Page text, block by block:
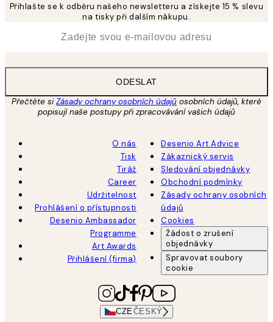
Přihlašte se k odběru našeho newsletteru a získejte 15 % slevu
na tisky při dalším nákupu.
ODESLAT
Přečtěte siZásady ochrany osobních údajů osobních údajů, které
popisují naše postupy při zpracovávání vašich údajů
O nás
Tisk
Tiráž
Career
Udržitelnost
Prohlášení o přístupnosti
Desenio Ambassador
Programme
Art Awards
Přihlášení (firma)
Desenio Art Advice
Zákaznický servis
Sledování objednávky
Obchodní podmínky
Zásady ochrany osobních
údajů
Cookies
Žádost o zrušení
objednávky
Spravovat soubory
cookie
CZEČESKÝ